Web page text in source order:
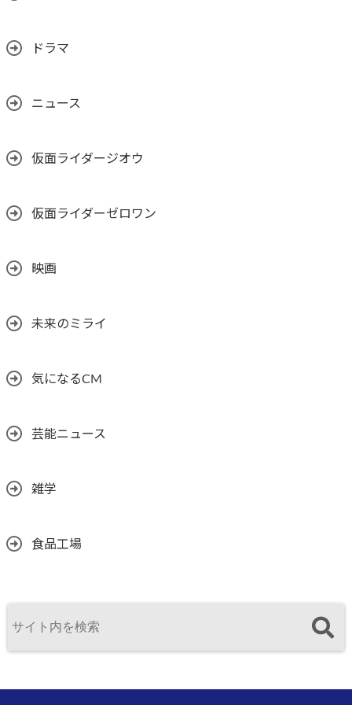
ドラマ
ニュース
仮面ライダージオウ
仮面ライダーゼロワン
映画
未来のミライ
気になるCM
芸能ニュース
雑学
食品工場